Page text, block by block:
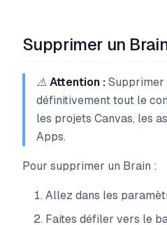
Supprimer un
⚠️ Attention : Supprimer
définitivement tout le
les projets Canvas, les
Apps.
Pour supprimer un Brain :
Allez dans les
Faites défiler vers le